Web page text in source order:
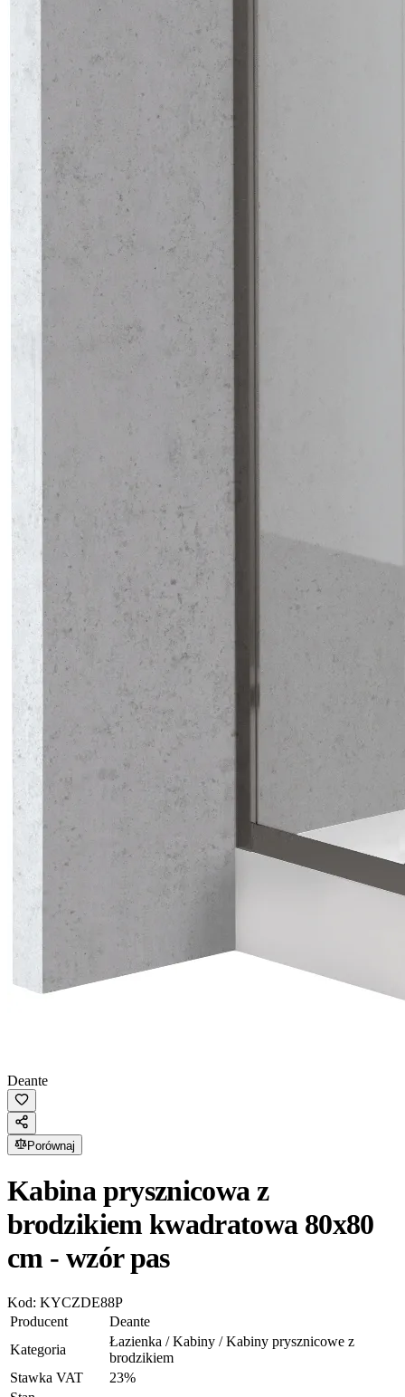
Deante
Porównaj
Kabina prysznicowa z
brodzikiem kwadratowa 80x80
cm - wzór pas
Kod: KYCZDE88P
Producent
Deante
Kategoria
Łazienka / Kabiny / Kabiny prysznicowe z
brodzikiem
Stawka VAT
23%